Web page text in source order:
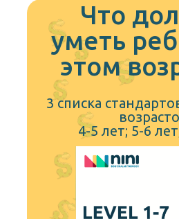
Что
уметь
этом
3 списка
4-5 лет; 5-6